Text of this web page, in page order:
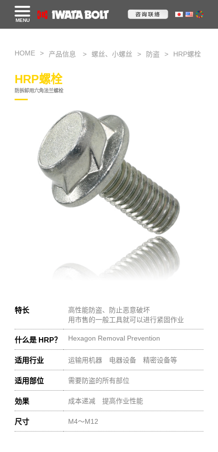
MENU
HOME 产品信息 螺丝、小螺丝 防盗 HRP螺栓
HRP螺栓
防拆卸用六角法兰螺栓
特长
高性能防盗、防止恶意破坏
用市售的一般工具就可以进行紧固作业
什么是 HRP？ Hexagon Removal Prevention
适用行业 运输用机器 电器设备 精密设备等
适用部位 需要防盗的所有部位
効果 成本递减 提高作业性能
尺寸 M4～M12